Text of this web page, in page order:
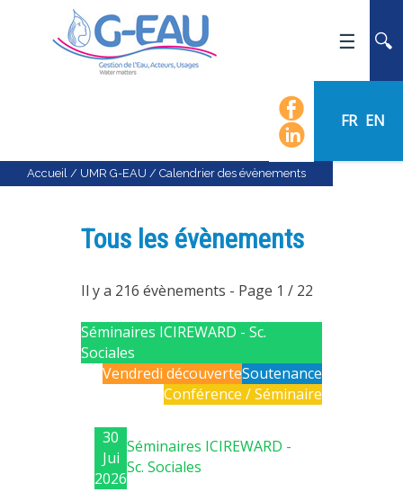
FR EN
ACTUALITÉS
ORGANIGRAMME
LISTE DU PERSONNEL
LES ÉQUIPES
RECRUTEMENT
IMPLANTATIONS GÉOGRAPHIQUES
PROJETS EN COURS
Accueil / UMR G-EAU / Calendrier des évènements
Tous les évènements
Il y a 216 évènements - Page 1 / 22
Séminaires ICIREWARD - Sc.
Sociales
Soutenance
Vendredi découverte
Conférence / Séminaire
30
Jui
2026
Séminaires ICIREWARD -
Sc. Sociales